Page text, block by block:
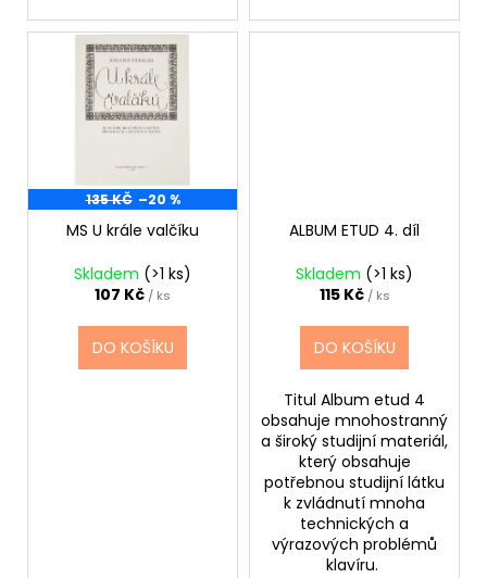
135 KČ –20 %
MS U krále valčíku
Skladem (>1 ks)
107 Kč / ks
DO KOŠÍKU
ALBUM ETUD 4. díl
Skladem (>1 ks)
115 Kč / ks
DO KOŠÍKU
Titul Album etud 4
obsahuje mnohostranný
a široký studijní materiál,
který obsahuje
potřebnou studijní látku
k zvládnutí mnoha
technických a
výrazových problémů
klavíru.